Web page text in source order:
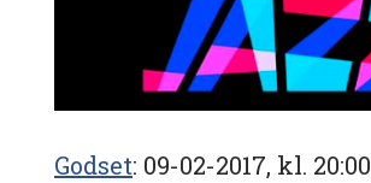
Godset 09-02-2017, kl. 20:00